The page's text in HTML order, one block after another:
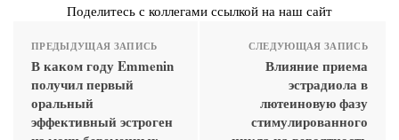
Поделитесь с коллегами ссылкой на наш сайт
ПРЕДЫДУЩАЯ ЗАПИСЬ
В каком году Emmenin
получил первый
оральный
эффективный эстроген
СЛЕДУЮЩАЯ ЗАПИСЬ
Влияние приема
эстрадиола в
лютеиновую фазу
стимулированного